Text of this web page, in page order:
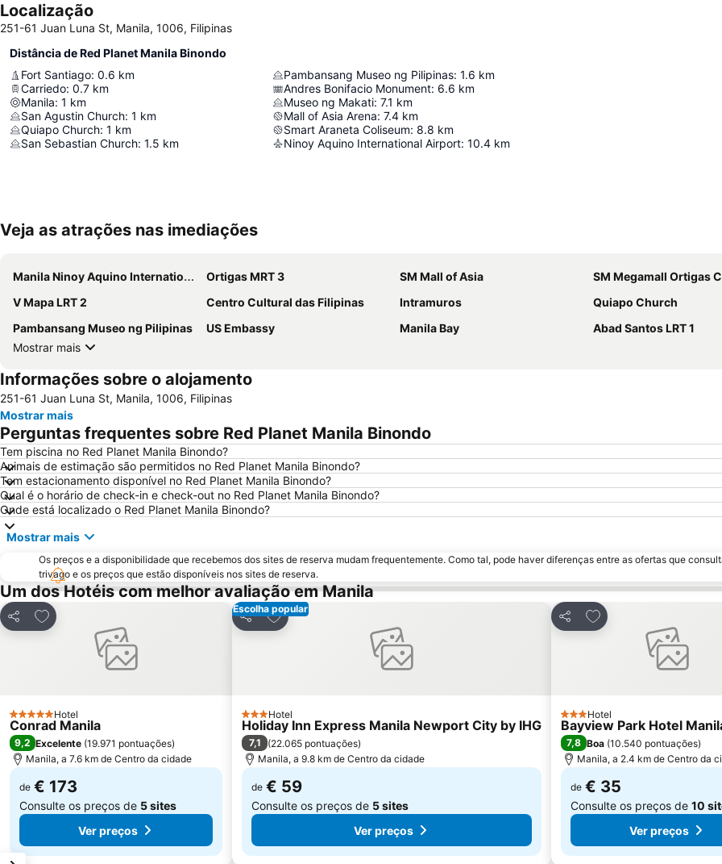
Localização
251-61 Juan Luna St, Manila, 1006, Filipinas
Distância de Red Planet Manila Binondo
Fort Santiago: 0.6 km
Carriedo: 0.7 km
Manila: 1 km
San Agustin Church: 1 km
Quiapo Church: 1 km
San Sebastian Church: 1.5 km
Pambansang Museo ng Pilipinas: 1.6 km
Andres Bonifacio Monument: 6.6 km
Museo ng Makati: 7.1 km
Mall of Asia Arena: 7.4 km
Smart Araneta Coliseum: 8.8 km
Ninoy Aquino International Airport: 10.4 km
Veja as atrações nas imediações
Manila Ninoy Aquino International Airport Ortigas MRT 3 SM Mall of Asia
SM Megamall Ortigas
V Mapa LRT 2
Centro Cultural das Filipinas Intramuros
Quiapo Church
Pambansang Museo ng Pilipinas
US Embassy Manila Bay
Abad Santos LRT 1
Mostrar mais
Informações sobre o alojamento
251-61 Juan Luna St, Manila, 1006, Filipinas
Mostrar mais
Perguntas frequentes sobre Red Planet Manila Binondo
Tem piscina no Red Planet Manila Binondo?
Animais de estimação são permitidos no Red Planet Manila Binondo?
Tem estacionamento disponível no Red Planet Manila Binondo?
Qual é o horário de check-in e check-out no Red Planet Manila Binondo?
Onde está localizado o Red Planet Manila Binondo?
Mostrar mais
Os preços e a disponibilidade que recebemos dos sites de reserva mudam frequentemente. Como tal, pode haver diferenças entre as ofertas que
trivago e os preços que estão disponíveis nos sites de reserva.
Um dos Hotéis com melhor avaliação em Manila
Partilhar
Adicionar aos favoritos
5 EstrelasHotel
Conrad Manila
9,2 Excelente (19.971 pontuações)
Manila, a 7.6 km de Centro da cidade
de € 173
Consulte os preços de 5 sites
Ver preços
Escolha popular
Partilhar
Adicionar aos favoritos
3 Estrelas
Hotel
Holiday Inn Express Manila Newport City by IHG
7,1 (22.065 pontuações)
Manila, a 9.8 km de Centro da cidade
de € 59
Consulte os preços de 5 sites
Ver preços
Partilhar
Adicionar aos favoritos
3 Estrelas
Hotel
Bayview Park Hotel
7,8 Boa (10.540 pontuações)
Manila, a 2.4 km de Centro da
de € 35
Consulte os preços de 10
Ver preços